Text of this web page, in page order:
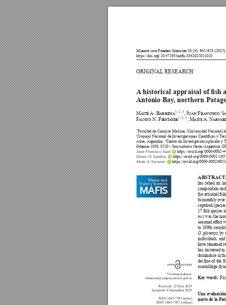

 
ABSTRACT
  



nus 

 
O. platensis


  
Key words:
Una
norte de la

A historical appraisal of sh
Antonio Bay, northern


1



Juan Francisco Saad
Dennis N. Landete
Maite A. Narvarte 
Marine and
Fishery Sciences
MAFIS





